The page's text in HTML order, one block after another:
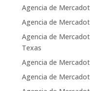
Agencia de
Agencia de
Agencia de
Texas
Agencia de
Agencia de